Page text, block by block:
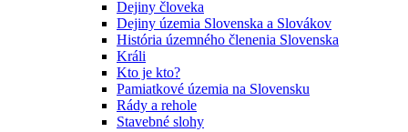
Dejiny človeka
Dejiny územia Slovenska a Slovákov
História územného členenia Slovenska
Králi
Kto je kto?
Pamiatkové územia na Slovensku
Rády a rehole
Stavebné slohy